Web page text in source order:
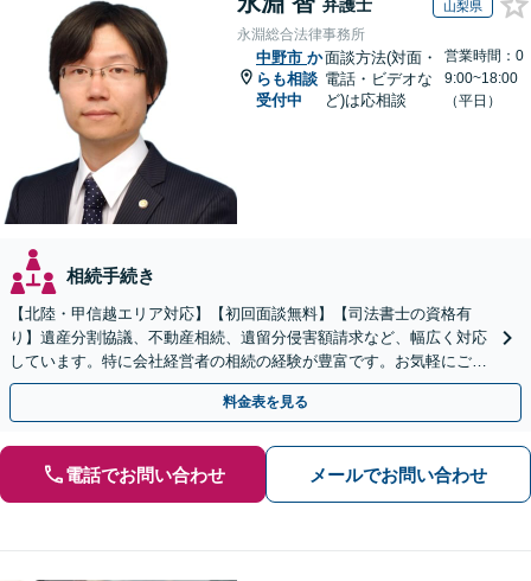
弁護士 山梨県
永淵総合法律事務所
中野市 か
らも相談
受付中
面談方法(対面・
電話・ビデオな
ど)は応相談
営業時間：0
9:00~18:00
（平日）
相続手続き
【北陸・甲信越エリア対応】【初回面談無料】【司法書士の資格有
り】遺産分割協議、不動産相続、遺留分侵害額請求など、幅広く対応
しています。特に会社経営者の相続の経験が豊富です。お気軽にご相
談ください。【休日・夜間面談可】【オンライン面談可】
料金表を見る
電話でお問い合わせ メールでお問い合わせ